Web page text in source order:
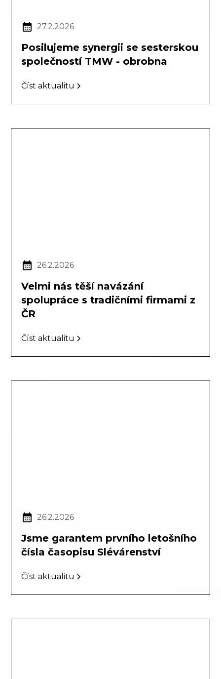
27.2.2026
Posilujeme synergii se sesterskou
společností TMW - obrobna
Číst aktualitu
26.2.2026
Velmi nás těší navázání
spolupráce s tradičními firmami z
ČR
Číst aktualitu
26.2.2026
Jsme garantem prvního letošního
čísla časopisu Slévárenství
Číst aktualitu